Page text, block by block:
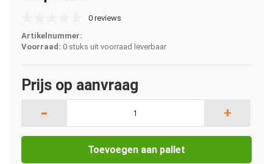
0 reviews
Artikelnummer:
Voorraad: 0 stuks uit voorraad leverbaar
Prijs op aanvraag
- +
Toevoegen aan pallet